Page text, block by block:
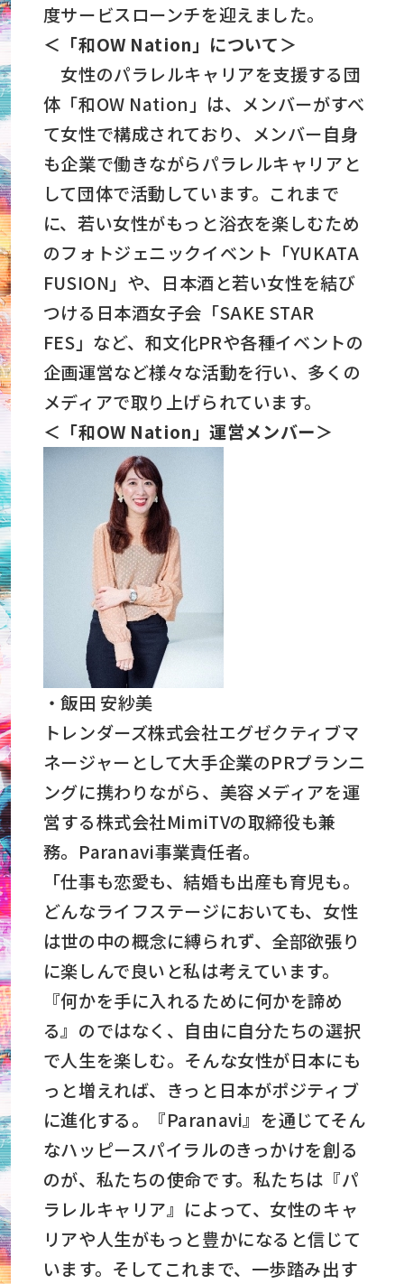
度サービスローンチを迎えました。
＜「和OW Nation」について＞
女性のパラレルキャリアを支援する団
体「和OW Nation」は、メンバーがすべ
て女性で構成されており、メンバー自身
も企業で働きながらパラレルキャリアと
して団体で活動しています。これまで
に、若い女性がもっと浴衣を楽しむため
のフォトジェニックイベント「YUKATA
FUSION」や、日本酒と若い女性を結び
つける日本酒女子会「SAKE STAR
FES」など、和文化PRや各種イベントの
企画運営など様々な活動を行い、多くの
メディアで取り上げられています。
＜「和OW Nation」運営メンバー＞
・飯田 安紗美
トレンダーズ株式会社エグゼクティブマ
ネージャーとして大手企業のPRプランニ
ングに携わりながら、美容メディアを運
営する株式会社MimiTVの取締役も兼
務。Paranavi事業責任者。
「仕事も恋愛も、結婚も出産も育児も。
どんなライフステージにおいても、女性
は世の中の概念に縛られず、全部欲張り
に楽しんで良いと私は考えています。
『何かを手に入れるために何かを諦め
る』のではなく、自由に自分たちの選択
で人生を楽しむ。そんな女性が日本にも
っと増えれば、きっと日本がポジティブ
に進化する。『Paranavi』を通じてそん
なハッピースパイラルのきっかけを創る
のが、私たちの使命です。私たちは『パ
ラレルキャリア』によって、女性のキャ
リアや人生がもっと豊かになると信じて
います。そしてこれまで、一歩踏み出す